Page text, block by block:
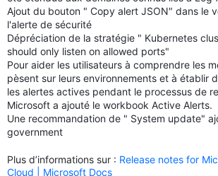
Ajout du bouton " Copy alert JSON" dans le
l'alerte de sécurité
Dépréciation de la stratégie " Kubernetes
should only listen on allowed ports"
Pour aider les utilisateurs à comprendre les
pèsent sur leurs environnements et à établir
les alertes actives pendant le processus de
Microsoft a ajouté le workbook Active Alerts.
Une recommandation de " System update"
government
Plus d’informations sur : Release notes for
Cloud | Microsoft Docs